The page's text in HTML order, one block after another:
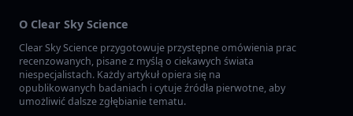
O Clear Sky Science
Clear Sky Science przygotowuje przystępne omówienia prac
recenzowanych, pisane z myślą o ciekawych świata
niespecjalistach. Każdy artykuł opiera się na
opublikowanych badaniach i cytuje źródła pierwotne, aby
umożliwić dalsze zgłębianie tematu.